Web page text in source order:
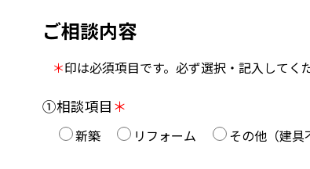
ご相談内容
＊印は必須項目です。必ず選択・記入してく
①相談項目 ＊
新築 リフォーム その他（建具